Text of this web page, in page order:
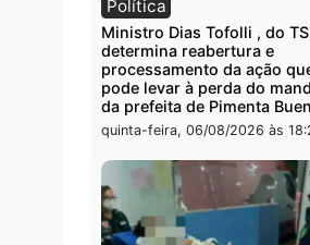
Polícia
Homem é encontrado
residência no bairro
em RO
sexta-feira, 07/08/2026 às